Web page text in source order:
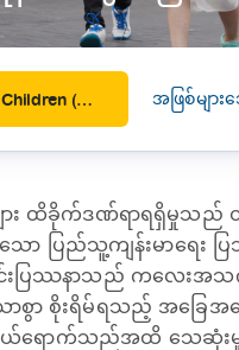
Injury Prevention in Children (ကလေးငယ်များ ထိခိုက်ဒဏ်ရာမရရှိစေရန် ကာကွယ်ခြင်း) အဖြစ်မျာ
း ထိခိုက်ဒဏ်ရာရရှိမှုသည်
ော ပြည်သူ့ကျန်းမာရေး ပ
းပြဿနာသည် ကလေးအသ
စိုးရိမ်ရသည့် အခြေအနေ
ယ်ရောက်သည်အထိ သေဆုံး